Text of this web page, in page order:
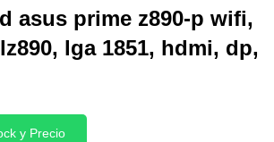
asus prime z890-p wifi,
lga 1851, hdmi, dp,
y Precio